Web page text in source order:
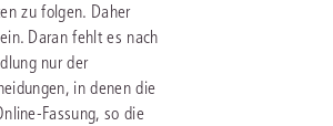
zu folgen. Daher
Daran fehlt es nach
nur der
in denen die
Fassung, so die